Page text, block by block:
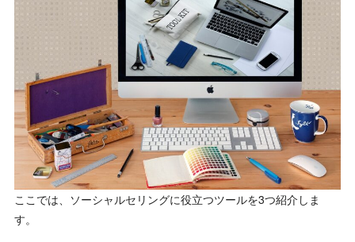
ここでは、ソーシャルセリングに役立つツールを3つ紹介しま
す。